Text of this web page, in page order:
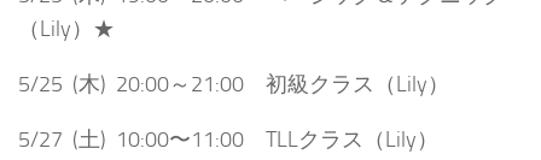
（Lily）★
5/25 (木) 20:00～21:00 初級クラス（Lily）
5/27 (土) 10:00〜11:00 TLLクラス（Lily）